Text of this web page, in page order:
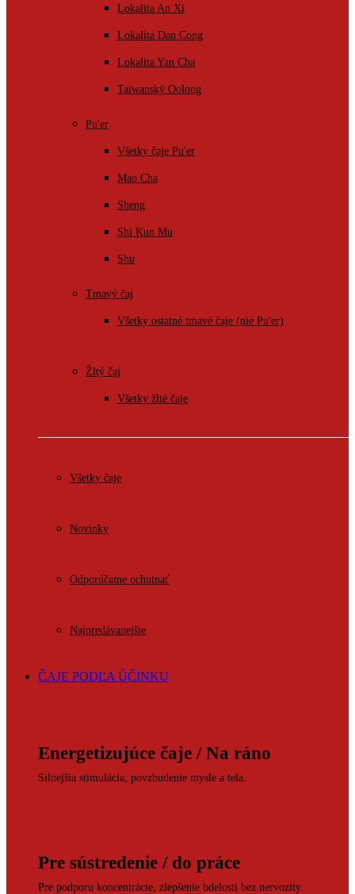
Lokalita An Xi
Lokalita Dan Cong
Lokalita Yan Cha
Taiwanský Oolong
Pu'er
Všetky čaje Pu'er
Mao Cha
Sheng
Shi Kun Mu
Shu
Tmavý čaj
Všetky ostatné tmavé čaje (nie Pu'er)
Žltý čaj
Všetky žlté čaje
Všetky čaje
Novinky
Odporúčame ochutnať
Najpredávanejšie
ČAJE PODĽA ÚČINKU
Energetizujúce čaje / Na ráno
Silnejšia stimulácia, povzbudenie mysle a tela.
Pre sústredenie / do práce
Pre podporu koncentrácie, zlepšenie bdelosti bez nervozity.